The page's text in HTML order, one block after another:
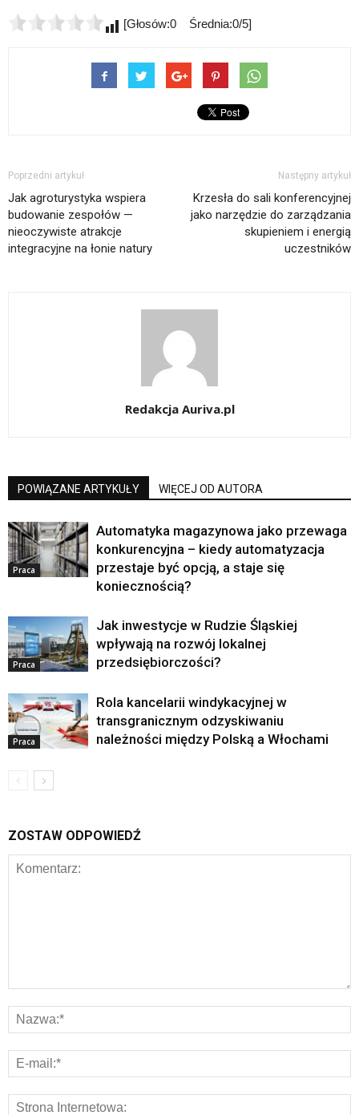
[Głosów:0 Średnia:0/5]
Poprzedni artykuł
Jak agroturystyka wspiera
budowanie zespołów —
nieoczywiste atrakcje
integracyjne na łonie natury
Następny artykuł
Krzesła do sali konferencyjnej
jako narzędzie do zarządzania
skupieniem i energią
uczestników
Redakcja Auriva.pl
POWIĄZANE ARTYKUŁY WIĘCEJ OD AUTORA
Praca
Automatyka magazynowa jako przewaga
konkurencyjna – kiedy automatyzacja
przestaje być opcją, a staje się
koniecznością?
Praca
Jak inwestycje w Rudzie Śląskiej
wpływają na rozwój lokalnej
przedsiębiorczości?
Praca
Rola kancelarii windykacyjnej w
transgranicznym odzyskiwaniu
należności między Polską a Włochami
ZOSTAW ODPOWIEDŹ